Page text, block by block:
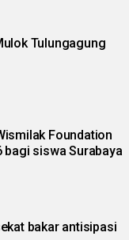
Tulungagung
Foundation
bagi siswa Surabaya
bakar antisipasi